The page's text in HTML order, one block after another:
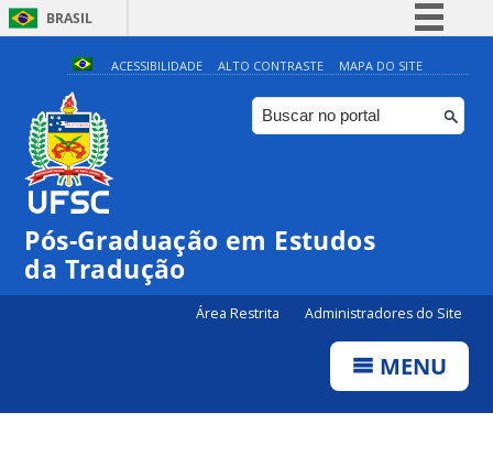
BRASIL
Simplifique!
Comunica BR
Participe
Canais
ACESSIBILIDADE ALTO CONTRASTE MAPA DO SITE
Pós-Graduação em Estudos
da Tradução
Área Restrita Administradores do Site
MENU